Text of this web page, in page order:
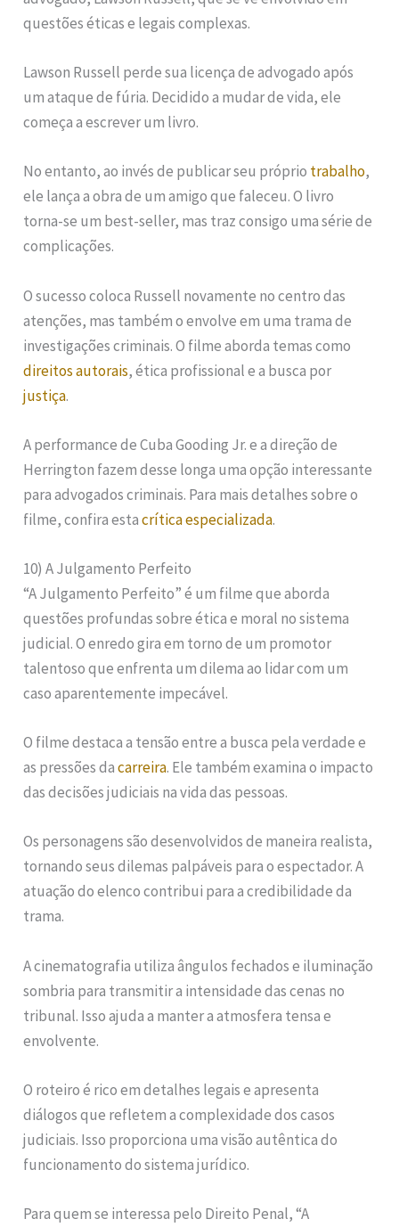
questões éticas e legais complexas.
Lawson Russell perde sua licença de advogado após
um ataque de fúria. Decidido a mudar de vida, ele
começa a escrever um livro.
No entanto, ao invés de publicar seu próprio trabalho,
ele lança a obra de um amigo que faleceu. O livro
torna-se um best-seller, mas traz consigo uma série de
complicações.
O sucesso coloca Russell novamente no centro das
atenções, mas também o envolve em uma trama de
investigações criminais. O filme aborda temas como
direitos autorais, ética profissional e a busca por
justiça.
A performance de Cuba Gooding Jr. e a direção de
Herrington fazem desse longa uma opção interessante
para advogados criminais. Para mais detalhes sobre o
filme, confira estacrítica especializada.
10) A Julgamento Perfeito
“A Julgamento Perfeito” é um filme que aborda
questões profundas sobre ética e moral no sistema
judicial. O enredo gira em torno de um promotor
talentoso que enfrenta um dilema ao lidar com um
caso aparentemente impecável.
O filme destaca a tensão entre a busca pela verdade e
as pressões dacarreira. Ele também examina o impacto
das decisões judiciais na vida das pessoas.
Os personagens são desenvolvidos de maneira realista,
tornando seus dilemas palpáveis para o espectador. A
atuação do elenco contribui para a credibilidade da
trama.
A cinematografia utiliza ângulos fechados e iluminação
sombria para transmitir a intensidade das cenas no
tribunal. Isso ajuda a manter a atmosfera tensa e
envolvente.
O roteiro é rico em detalhes legais e apresenta
diálogos que refletem a complexidade dos casos
judiciais. Isso proporciona uma visão autêntica do
funcionamento do sistema jurídico.
Para quem se interessa pelo Direito Penal, “A